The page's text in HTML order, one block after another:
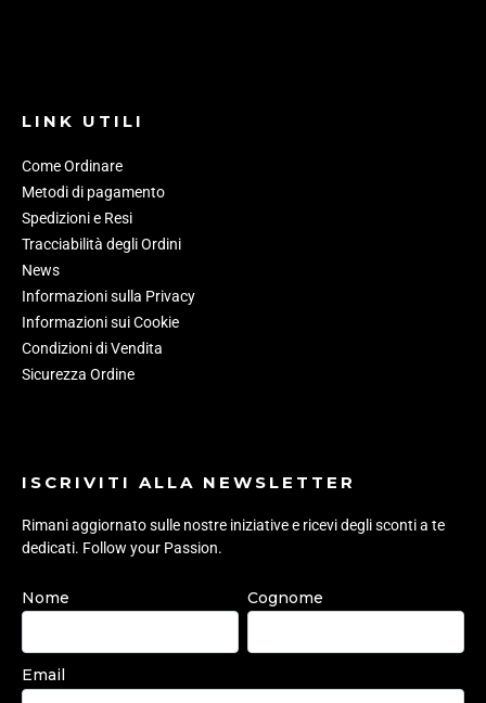
LINK UTILI
Come Ordinare
Metodi di pagamento
Spedizioni e Resi
Tracciabilità degli Ordini
News
Informazioni sulla Privacy
Informazioni sui Cookie
Condizioni di Vendita
Sicurezza Ordine
ISCRIVITI ALLA NEWSLETTER
Rimani aggiornato sulle nostre iniziative e ricevi degli sconti a te
dedicati. Follow your Passion.
Nome Cognome
Email